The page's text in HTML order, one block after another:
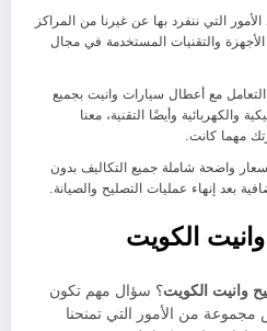
التي ننفرد بها عن غيرنا من المراكز
والتقنيات المستخدمة في مجال
مع أعطال سيارات وانيت بجميع
والكهربائية وأيضًا التقنية، معنا
مهما كانت.
واضحة شاملة جميع التكاليف بدون
بعد إنهاء عمليات التصليح والصيانة.
الكويت
وانيت الكويت؟ سؤال مهم تكون
من الأمور التي تمنحنا